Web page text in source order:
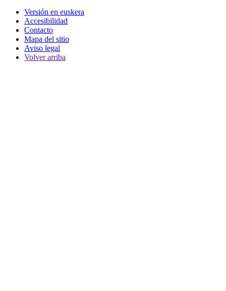
Versión en euskera
Accesibilidad
Contacto
Mapa del sitio
Aviso legal
Volver arriba